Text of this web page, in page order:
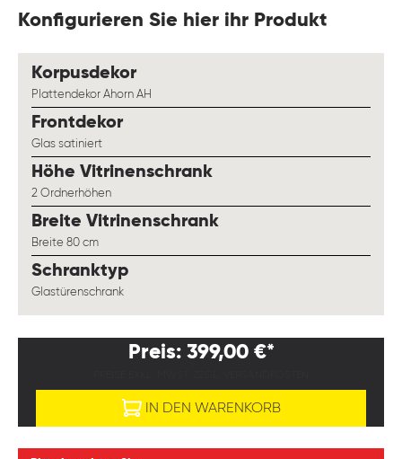
Konfigurieren Sie hier ihr Produkt
Korpusdekorauswählen
Plattendekor Ahorn AH
Frontdekorauswählen
Glas satiniert
Höhe Vitrinenschrankauswählen
2 Ordnerhöhen
Breite Vitrinenschrankauswählen
Breite 80 cm
Schranktypauswählen
Glastürenschrank
Preis: 399,00 €*
IN DEN WARENKORB